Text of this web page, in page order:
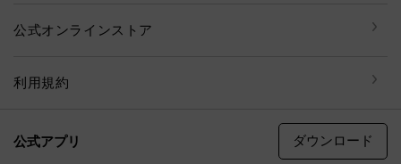
公式オンラインストア
利用規約
公式アプリ ダウンロード